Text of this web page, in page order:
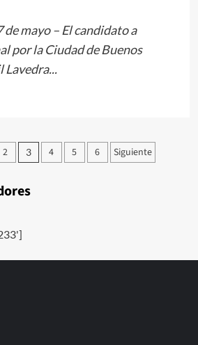
de mayo – El candidato a
por la Ciudad de Buenos
Lavedra...
2 3 4 5 6 Siguiente